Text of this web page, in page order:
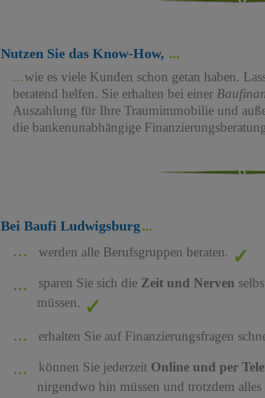
Nutzen Sie das Know-How,
wie es viele Kunden schon getan haben.
beratend helfen. Sie erhalten bei einer
Auszahlung für Ihre Traumimmobilie und
die bankenunabhängige
Bei Baufi Ludwigsburg
werden alle Berufsgruppen beraten.
sparen Sie sich die Zeit und Nerven
müssen.
erhalten Sie auf Finanzierungsfragen
können Sie jederzeit Online und per
nirgendwo hin müssen und trotzdem alles